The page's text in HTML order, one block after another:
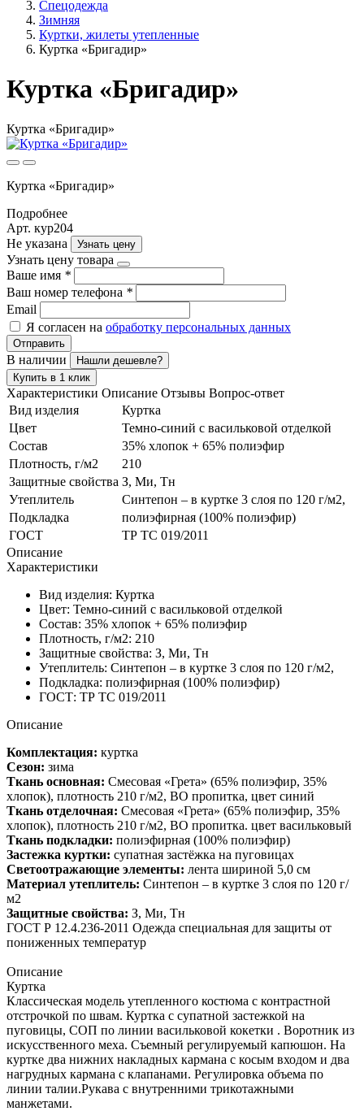
Спецодежда
Зимняя
Куртки, жилеты утепленные
Куртка «Бригадир»
Куртка «Бригадир»
Куртка «Бригадир»
Куртка «Бригадир»
Подробнее
Арт. кур204
Не указана
Узнать цену
Узнать цену товара
Ваше имя *
Ваш номер телефона *
Email
Я согласен на обработку персональных данных
Отправить
В наличии
Нашли дешевле?
Купить в 1 клик
Характеристики Описание Отзывы Вопрос-ответ
Вид изделия
Куртка
Цвет
Темно-синий с васильковой отделкой
Состав
35% хлопок + 65% полиэфир
Плотность, г/м2
210
Защитные свойства З, Ми, Тн
Утеплитель
Синтепон – в куртке 3 слоя по 120 г/м2,
Подкладка
полиэфирная (100% полиэфир)
ГОСТ
ТР ТС 019/2011
Описание
Характеристики
Вид изделия: Куртка
Цвет: Темно-синий с васильковой отделкой
Состав: 35% хлопок + 65% полиэфир
Плотность, г/м2: 210
Защитные свойства: З, Ми, Тн
Утеплитель: Синтепон – в куртке 3 слоя по 120 г/м2,
Подкладка: полиэфирная (100% полиэфир)
ГОСТ: ТР ТС 019/2011
Описание
Комплектация: куртка
Сезон: зима
Ткань основная: Смесовая «Грета» (65% полиэфир, 35%
хлопок), плотность 210 г/м2, ВО пропитка, цвет синий
Ткань отделочная: Смесовая «Грета» (65% полиэфир, 35%
хлопок), плотность 210 г/м2, ВО пропитка. цвет васильковый
Ткань подкладки: полиэфирная (100% полиэфир)
Застежка куртки: супатная застёжка на пуговицах
Светоотражающие элементы: лента шириной 5,0 см
Материал утеплитель: Синтепон – в куртке 3 слоя по 120 г/
м2
Защитные свойства: З, Ми, Тн
ГОСТ Р 12.4.236-2011 Одежда специальная для защиты от
пониженных температур
Описание
Куртка
Классическая модель утепленного костюма с контрастной
отстрочкой по швам. Куртка с супатной застежкой на
пуговицы, СОП по линии васильковой кокетки . Воротник из
искусственного меха. Съемный регулируемый капюшон. На
куртке два нижних накладных кармана с косым входом и два
нагрудных кармана с клапанами. Регулировка объема по
линии талии.Рукава с внутренними трикотажными
манжетами.